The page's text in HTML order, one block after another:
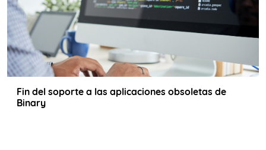
Fin del soporte a las aplicaciones obsoletas de
Binary